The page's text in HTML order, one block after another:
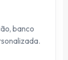
banco